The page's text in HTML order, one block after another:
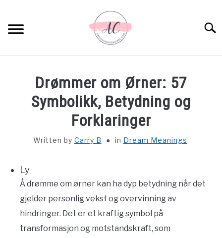
content
SPIRITUAL MEANINGS
DREAM MEANINGS
ASTROLOGY
DECOR AND THANKSGIVING IDEAS
Drømmer om Ørner: 57
Symbolikk, Betydning og
Forklaringer
Written by Carry B in Dream Meanings
Ly
Å drømme om ørner kan ha dyp betydning når det
gjelder personlig vekst og overvinning av
hindringer. Det er et kraftig symbol på
transformasjon og motstandskraft, som